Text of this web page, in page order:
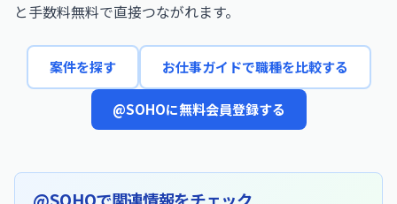
と手数料無料で直接つながれます。
案件を探す お仕事ガイドで職種を比較する
@SOHOに無料会員登録する